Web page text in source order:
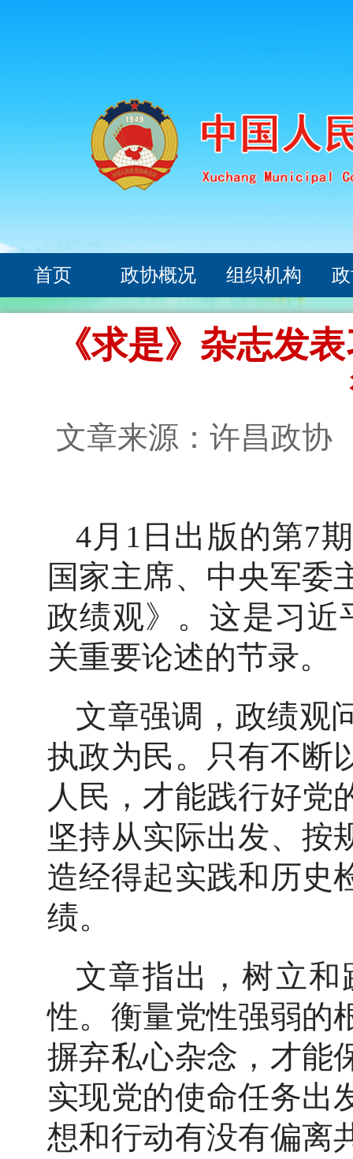
首页 政协概况 组织机构
《求是》杂志发
文章来源：许昌政
4月1日出版的第7
国家主席、中央军委
政绩观》。这是习近
关重要论述的节录。
文章强调，政绩观
执政为民。只有不断
人民，才能践行好党
坚持从实际出发、按
造经得起实践和历史
绩。
文章指出，树立
性。衡量党性强弱的
摒弃私心杂念，才能
实现党的使命任务出
想和行动有没有偏离